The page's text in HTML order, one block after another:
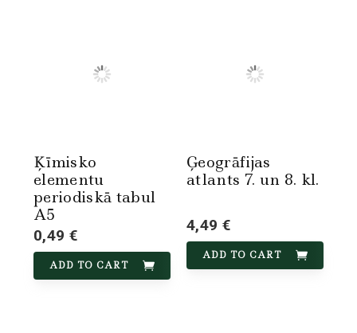
Ķīmisko
elementu
periodiskā tabul
A5
0,49 €
ADD TO CART
Ģeogrāfijas
atlants 7. un 8. kl.
4,49 €
ADD TO CART